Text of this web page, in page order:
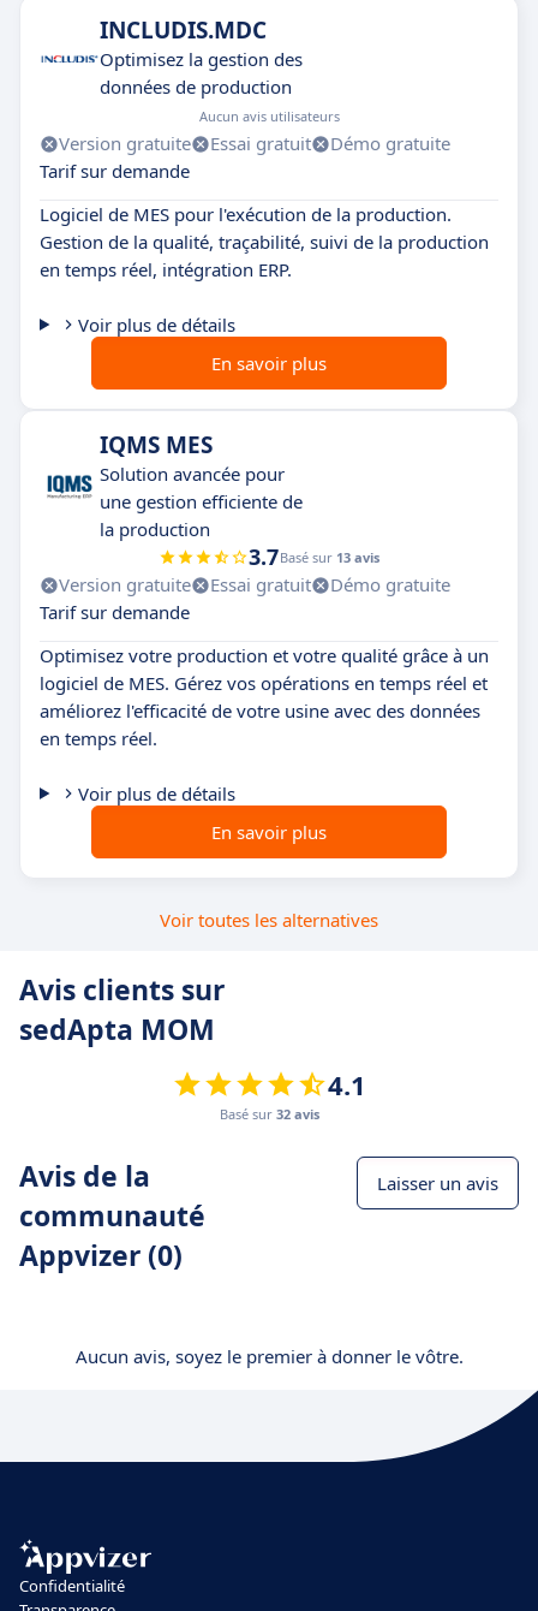
INCLUDIS.MDC
Optimisez la gestion des
données de production
Aucun avis utilisateurs
Version gratuite Essai gratuit
Démo gratuite
Tarif sur demande
Logiciel de MES pour l'exécution de la production.
Gestion de la qualité, traçabilité, suivi de la production
en temps réel, intégration ERP.
Voir plus de détails
En savoir plus
IQMS MES
Solution avancée pour
une gestion efficiente de
la production
3.7Basé sur 13 avis
Version gratuite Essai gratuit
Démo gratuite
Tarif sur demande
Optimisez votre production et votre qualité grâce à un
logiciel de MES. Gérez vos opérations en temps réel et
améliorez l'efficacité de votre usine avec des données
en temps réel.
Voir plus de détails
En savoir plus
Voir toutes les alternatives
Avis clients sur
sedApta MOM
4.1
Basé sur 32 avis
Avis de la
communauté
Appvizer (0)
Laisser un avis
Aucun avis, soyez le premier à donner le vôtre.
Confidentialité